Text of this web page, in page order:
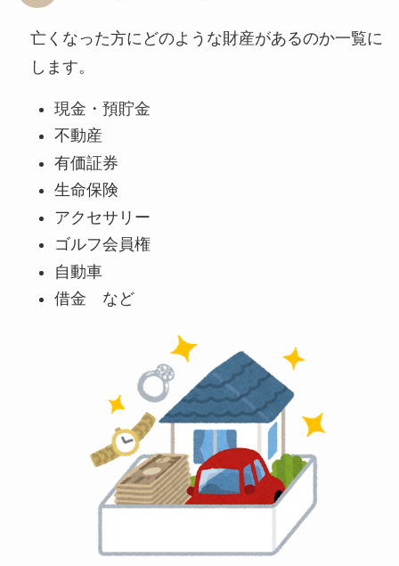
亡くなった方にどのような財産があるのか一覧に
します。
現金・預貯金
不動産
有価証券
生命保険
アクセサリー
ゴルフ会員権
自動車
借金 など